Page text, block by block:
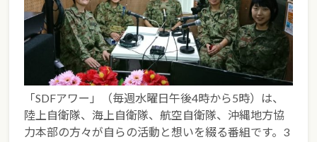
「SDFアワー」（毎週水曜日午後4時から5時）は、
陸上自衛隊、海上自衛隊、航空自衛隊、沖縄地方協
力本部の方々が自らの活動と想いを綴る番組です。3